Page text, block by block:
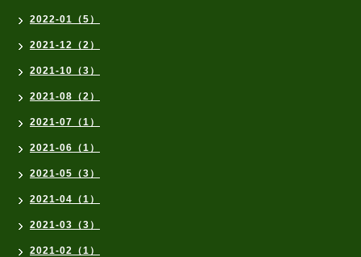
2022-01（5）
2021-12（2）
2021-10（3）
2021-08（2）
2021-07（1）
2021-06（1）
2021-05（3）
2021-04（1）
2021-03（3）
2021-02（1）